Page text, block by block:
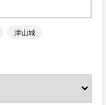
津山城